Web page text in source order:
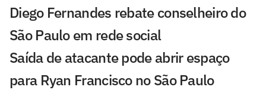
Diego Fernandes rebate conselheiro do
São Paulo em rede social
Saída de atacante pode abrir espaço
para Ryan Francisco no São Paulo